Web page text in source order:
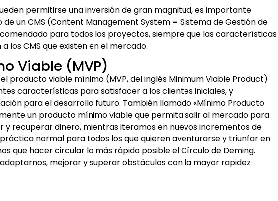
permitirse una inversión de gran magnitud, es importante
un CMS (Content Management System = Sistema de Gestión de
para todos los proyectos, siempre que las características
los CMS que existen en el mercado.
Viable (MVP)
producto viable mínimo (MVP, del inglés Minimum Viable Product)
características para satisfacer a los clientes iniciales, y
para el desarrollo futuro. También llamado «Mínimo Producto
un producto mínimo viable que permita salir al mercado para
recuperar dinero, mientras iteramos en nuevos incrementos de
normal para todos los que quieren aventurarse y triunfar en
que hacer circular lo más rápido posible el Círculo de Deming.
mejorar y superar obstáculos con la mayor rapidez